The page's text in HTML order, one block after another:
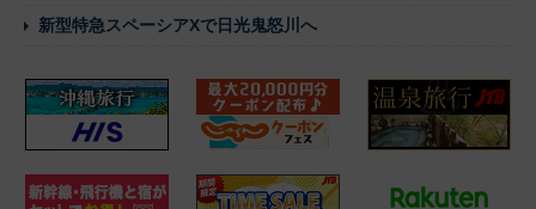
新型特急スペーシアXで日光鬼怒川へ